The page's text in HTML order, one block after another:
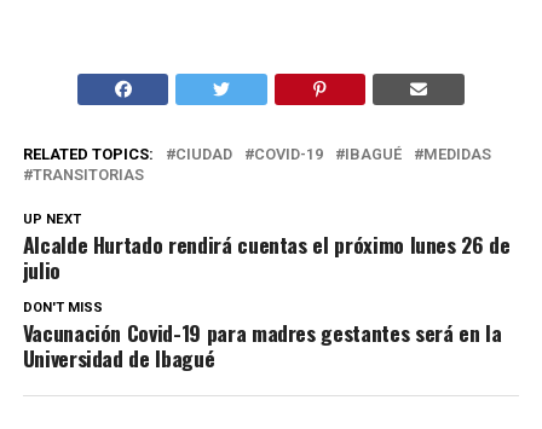
RELATED TOPICS: CIUDAD COVID-19 IBAGUÉ
MEDIDAS
TRANSITORIAS
UP NEXT
Alcalde Hurtado rendirá cuentas el próximo lunes 26 de
julio
DON'T MISS
Vacunación Covid-19 para madres gestantes será en la
Universidad de Ibagué